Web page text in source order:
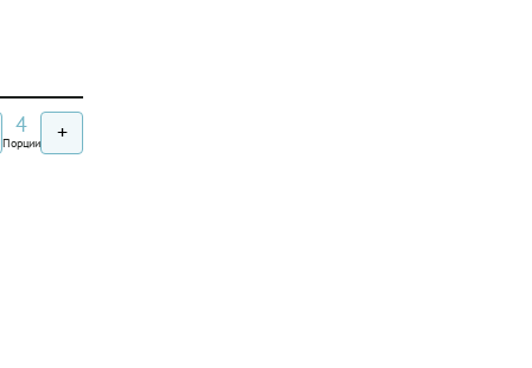
4
Порции +